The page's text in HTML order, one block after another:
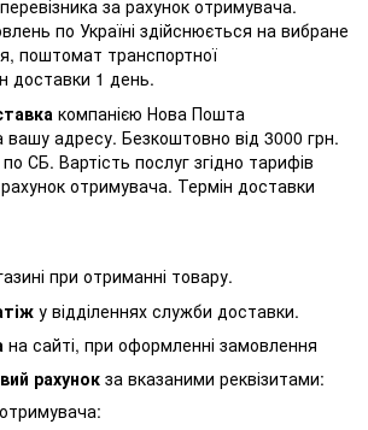
за рахунок отримувача.
по Україні здійснюється на вибране
поштомат транспортної
доставки 1 день.
компанією Нова Пошта
вашу адресу. Безкоштовно від 3000 грн.
СБ. Вартість послуг згідно тарифів
отримувача. Термін доставки
при отриманні товару.
у відділеннях служби доставки.
на сайті, при оформленні замовлення
рахунок за вказаними реквізитами: